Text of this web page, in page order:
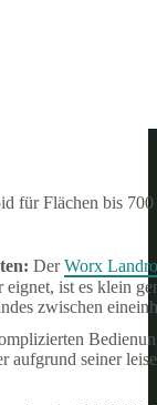
für Flächen bis
DerWorx
ist es klein
zwischen
seiner